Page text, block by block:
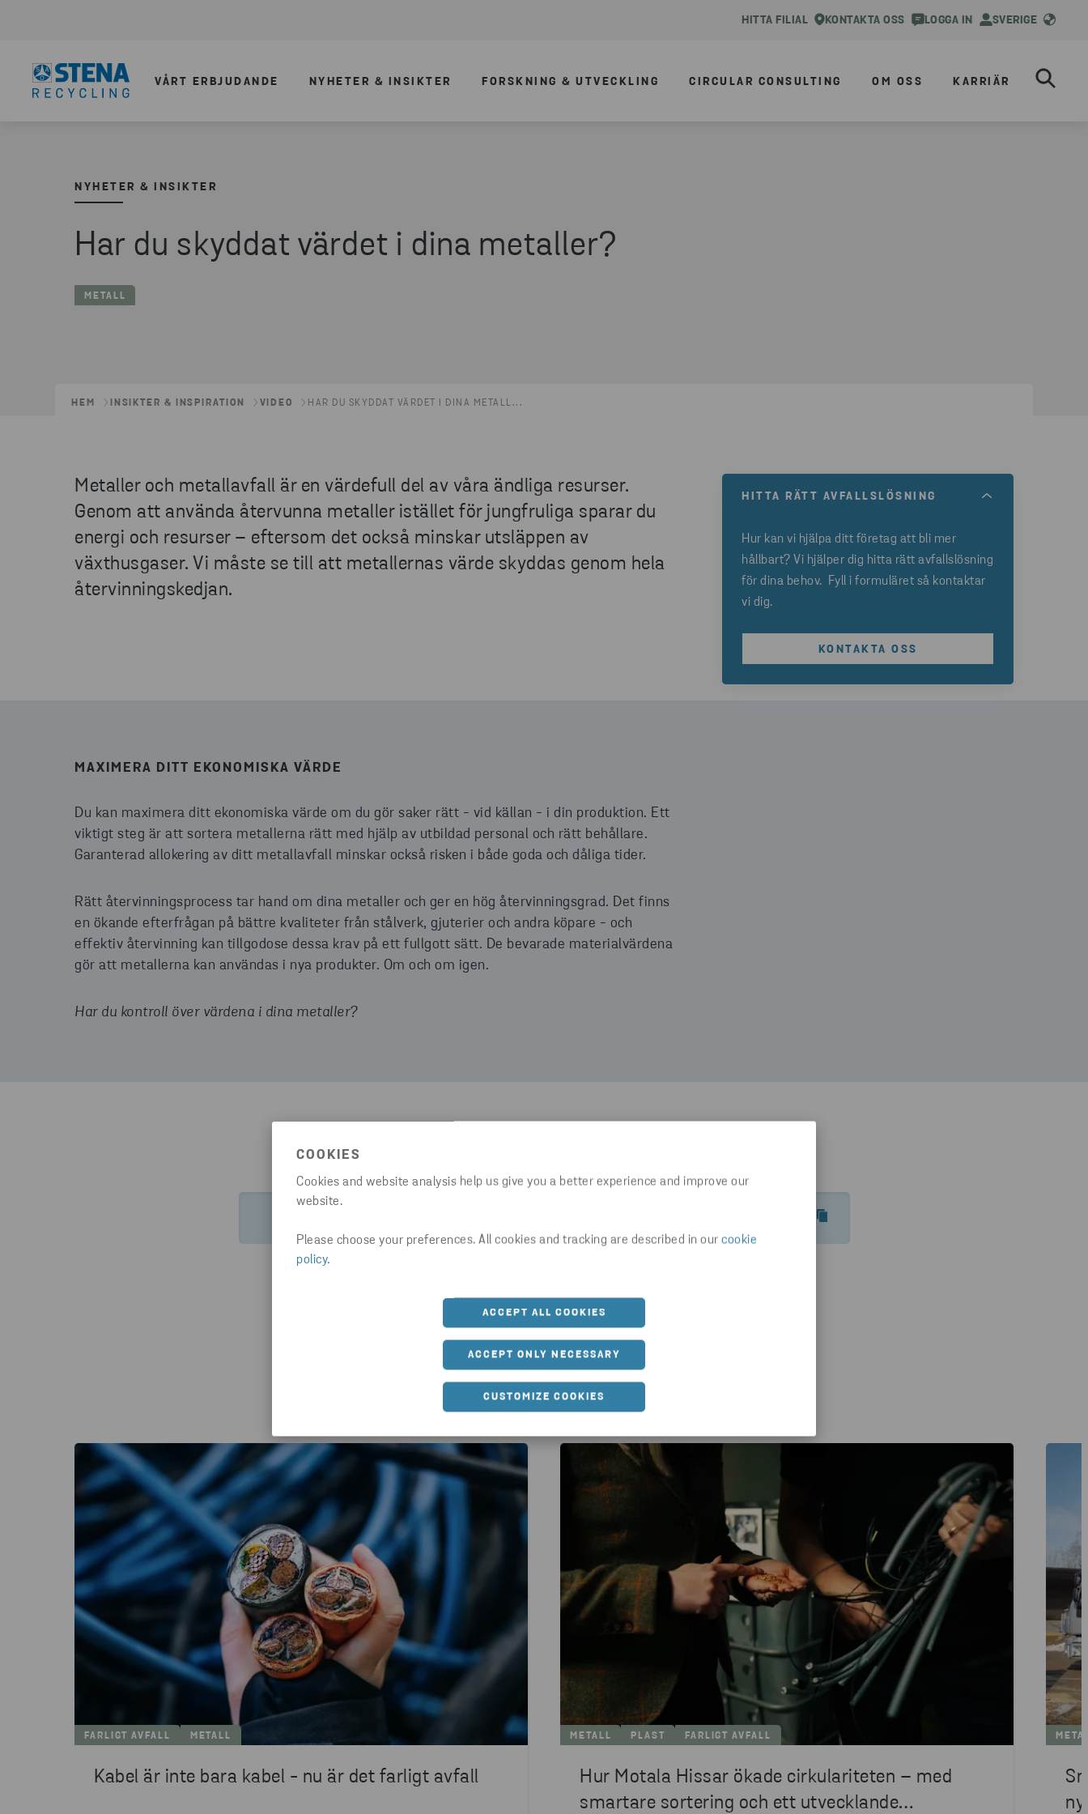
COOKIES
Cookies and website analysis help us give you a better experience and improve our
website.
Please choose your preferences. All cookies and tracking are described in our cookie
policy.
ACCEPT ALL COOKIES
ACCEPT ONLY NECESSARY
CUSTOMIZE COOKIES
HITTA FILIAL KONTAKTA OSS LOGGA IN SVERIGE
VÅRT ERBJUDANDE NYHETER & INSIKTER FORSKNING & UTVECKLING CIRCULAR CONSULTING OM OSS KARRIÄR
NYHETER & INSIKTER
Har du skyddat värdet i dina metaller?
METALL
HEM INSIKTER & INSPIRATION VIDEO HAR DU SKYDDAT VÄRDET I DINA METALL...
Metaller och metallavfall är en värdefull del av våra ändliga resurser.
Genom att använda återvunna metaller istället för jungfruliga sparar du
energi och resurser – eftersom det också minskar utsläppen av
växthusgaser. Vi måste se till att metallernas värde skyddas genom hela
återvinningskedjan.
HITTA RÄTT AVFALLSLÖSNING
Hur kan vi hjälpa ditt företag att bli mer
hållbart? Vi hjälper dig hitta rätt avfallslösning
för dina behov. Fyll i formuläret så kontaktar
vi dig.
KONTAKTA OSS
MAXIMERA DITT EKONOMISKA VÄRDE
Du kan maximera ditt ekonomiska värde om du gör saker rätt - vid källan - i din produktion. Ett
viktigt steg är att sortera metallerna rätt med hjälp av utbildad personal och rätt behållare.
Garanterad allokering av ditt metallavfall minskar också risken i både goda och dåliga tider.
Rätt återvinningsprocess tar hand om dina metaller och ger en hög återvinningsgrad. Det finns
en ökande efterfrågan på bättre kvaliteter från stålverk, gjuterier och andra köpare - och
effektiv återvinning kan tillgodose dessa krav på ett fullgott sätt. De bevarade materialvärdena
gör att metallerna kan användas i nya produkter. Om och om igen.
Har du kontroll över värdena i dina metaller?
HTTPS://WWW.STENARECYCLING.COM/SV/NYHETER-INSIKTER/INSIKTER-INSPIRATION/VIDEO/HAR-DU-SKYDDAT-
Du kanske även är intresserad av
FARLIGT AVFALL METALL
Kabel är inte bara kabel - nu är det farligt avfall
METALL PLAST FARLIGT AVFALL
Hur Motala Hissar ökade cirkulariteten – med
smartare sortering och ett utvecklande